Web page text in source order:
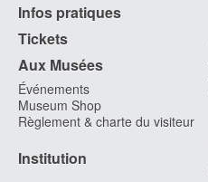
Infos pratiques
Tickets
Aux Musées
Événements
Museum Shop
Règlement & charte du visiteur
Institution